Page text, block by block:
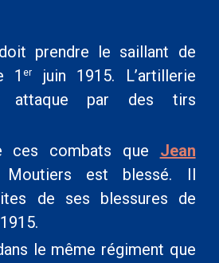
prendre le saillant de
1er
juin 1915. L’artillerie
attaque par des tirs
ces combats que
Jean
est blessé. Il
de ses blessures de
le même régiment que